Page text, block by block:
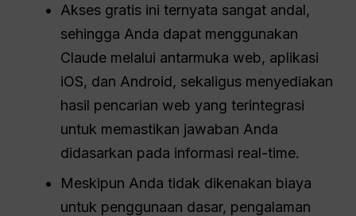
Akses gratis ini ternyata sangat andal,
sehingga Anda dapat menggunakan
Claude melalui antarmuka web, aplikasi
iOS, dan Android, sekaligus menyediakan
hasil pencarian web yang terintegrasi
untuk memastikan jawaban Anda
didasarkan pada informasi real-time.
Meskipun Anda tidak dikenakan biaya
untuk penggunaan dasar, pengalaman